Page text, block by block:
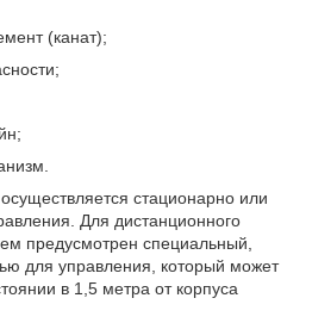
(канат);
стационарно или
Для дистанционного
предусмотрен специальный,
для управления, который может
в 1,5 метра от корпуса